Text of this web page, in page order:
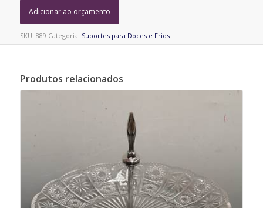
Adicionar ao orçamento
SKU: 889 Categoria: Suportes para Doces e Frios
Produtos relacionados